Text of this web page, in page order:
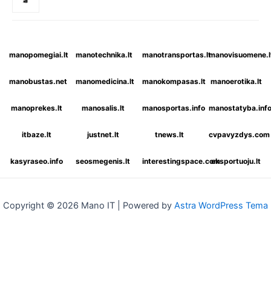
manopomegiai.lt manotechnika.lt manotransportas.lt
manobustas.net manomedicina.lt manokompasas.lt manoerotika.lt
manoprekes.lt manosalis.lt manosportas.info manostatyba.info
itbaze.lt justnet.lt tnews.lt cvpavyzdys.com
kasyraseo.info seosmegenis.lt interestingspace.comeksportuoju.lt
Copyright © 2026 Mano IT | Powered by Astra WordPress Tema